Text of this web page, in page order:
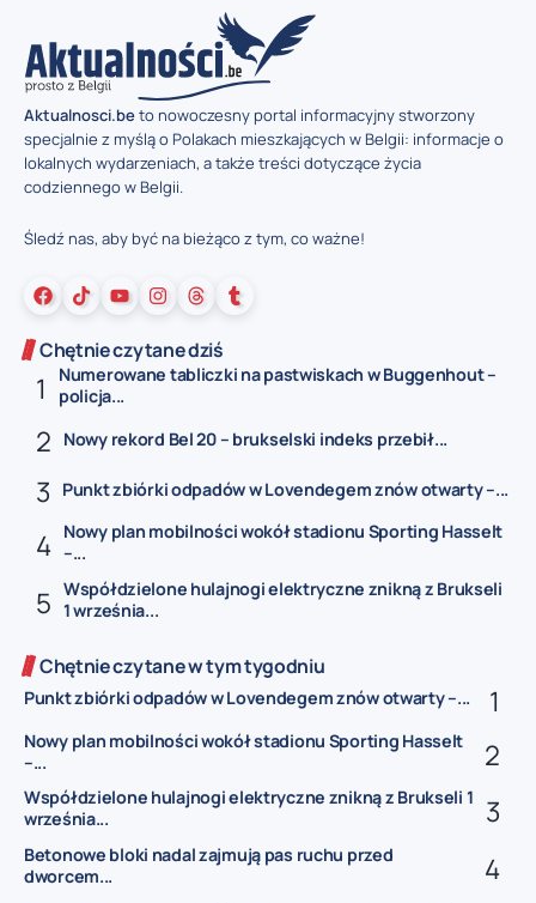
Aktualnosci.beto nowoczesny portal informacyjny stworzony
specjalnie z myślą o Polakach mieszkających w Belgii: informacje o
lokalnych wydarzeniach, a także treści dotyczące życia
codziennego w Belgii.
Śledź nas, aby być na bieżąco z tym, co ważne!
Chętnie czytane dziś
Numerowane tabliczki na pastwiskach w Buggenhout –
policja...
Nowy rekord Bel 20 – brukselski indeks przebił...
Punkt zbiórki odpadów w Lovendegem znów otwarty –...
Nowy plan mobilności wokół stadionu Sporting Hasselt
–...
Współdzielone hulajnogi elektryczne znikną z Brukseli
1 września...
Chętnie czytane w tym tygodniu
Punkt zbiórki odpadów w Lovendegem znów otwarty –...
Nowy plan mobilności wokół stadionu Sporting Hasselt
–...
Współdzielone hulajnogi elektryczne znikną z Brukseli 1
września...
Betonowe bloki nadal zajmują pas ruchu przed
dworcem...